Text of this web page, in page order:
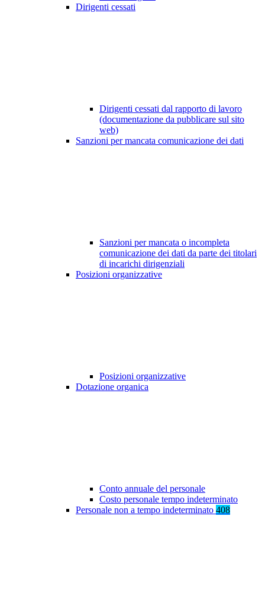
Dirigenti cessati
Dirigenti cessati dal rapporto di lavoro
(documentazione da pubblicare sul sito
web)
Sanzioni per mancata comunicazione dei dati
Sanzioni per mancata o incompleta
comunicazione dei dati da parte dei titolari
di incarichi dirigenziali
Posizioni organizzative
Posizioni organizzative
Dotazione organica
Conto annuale del personale
Costo personale tempo indeterminato
Personale non a tempo indeterminato 408